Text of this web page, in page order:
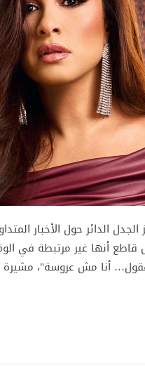
الدائر حول الأخبار
قاطع أنها غير مرتبطة في
أنا مش عروسة"، مشيرة